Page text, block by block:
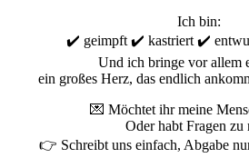
Ich bin:
✔️ geimpft ✔️ kastriert ✔️
Und ich bringe vor allem
ein großes Herz, das endlich
💌 Möchtet ihr meine
Oder habt Fragen zu
👉 Schreibt uns einfach, Abgabe